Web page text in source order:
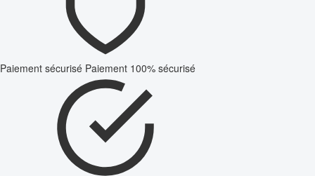
Paiement sécurisé Paiement 100% sécurisé